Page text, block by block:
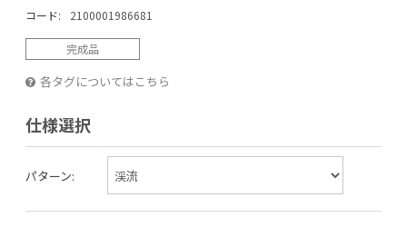
コード: 2100001986681
完成品
各タグについてはこちら
仕様選択
パターン: